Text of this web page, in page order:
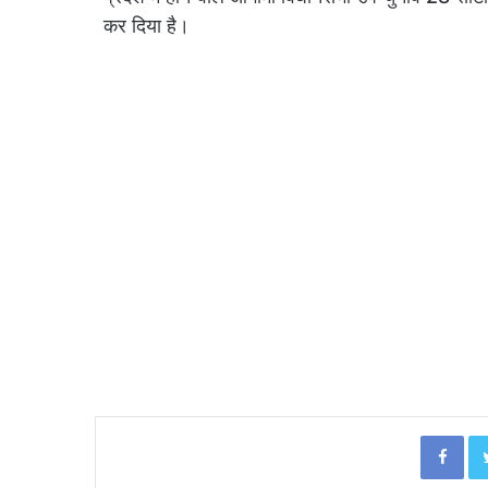
कर दिया है।
Facebook